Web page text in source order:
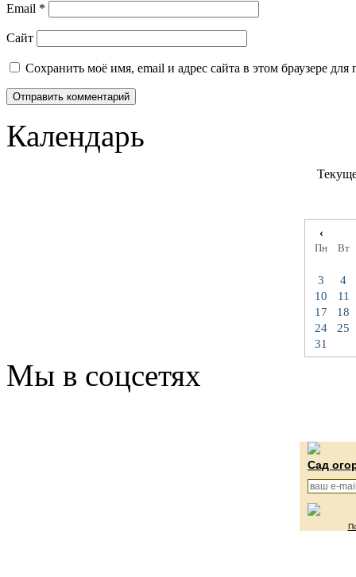
Email *
Сайт
Сохранить моё имя, email и адрес сайта в этом браузере
Календарь
‹
Пн Вт
3
4
10
11
17
18
24
25
31
Мы в соцсетях
Сад